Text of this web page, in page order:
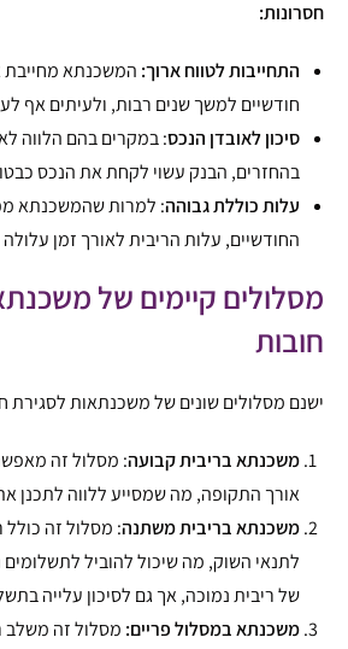
חסרונות:
התחייבות לטווח ארוך: המשכנתא מחייבת
חודשיים למשך שנים רבות, ולעיתים אף
סיכון לאובדן הנכס: במקרים בהם הלווה
בהחזרים, הבנק עשוי לקחת את הנכס
עלות כוללת גבוהה: למרות שהמשכנתא
החודשיים, עלות הריבית לאורך זמן
מסלולים קיימים של
חובות
ישנם מסלולים שונים של משכנתאות לסגירת
משכנתא בריבית קבועה: מסלול זה
אורך התקופה, מה שמסייע ללווה לתכנן
משכנתא בריבית משתנה: מסלול זה
לתנאי השוק, מה שיכול להוביל לתשלומים
של ריבית נמוכה, אך גם לסיכון עלייה
משכנתא במסלול פריים: מסלול זה משלב